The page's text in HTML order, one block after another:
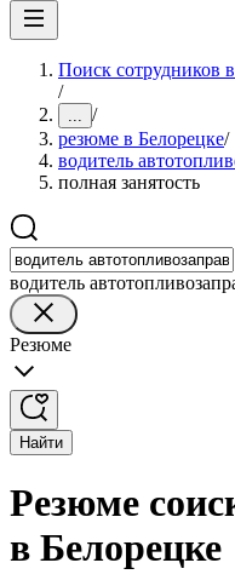
Поиск сотрудников
/
... /
резюме в Белорецке/
водитель
полная занятость
водитель
Резюме
Найти
Резюме
в Белорецке